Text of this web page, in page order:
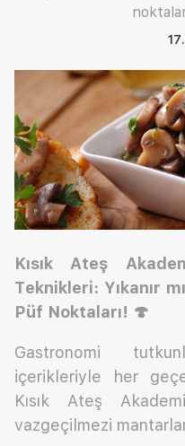
Kısık Ateş
Teknikleri: Yıkanır
Püf Noktaları! 🍄
Gastronomi
içerikleriyle her
Kısık Ateş
vazgeçilmezi